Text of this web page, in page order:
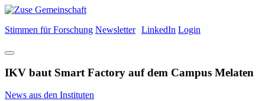
Stimmen für Forschung Newsletter LinkedIn Login
IKV baut Smart Factory auf dem Campus Melaten
News aus den Instituten